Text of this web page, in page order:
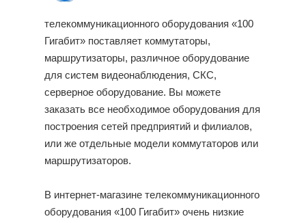
телекоммуникационного оборудования «100
Гигабит» поставляет коммутаторы,
маршрутизаторы, различное оборудование
для систем видеонаблюдения, СКС,
серверное оборудование. Вы можете
заказать все необходимое оборудования для
построения сетей предприятий и филиалов,
или же отдельные модели коммутаторов или
маршрутизаторов.
В интернет-магазине телекоммуникационного
оборудования «100 Гигабит» очень низкие